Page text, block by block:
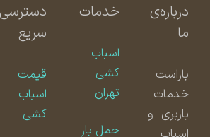
درباره‌ی
باراست
خدمات
باربری و
خدمات
اسباب
کشی
تهران
حمل بار
دسترسی
سریع
قیمت
اسباب
کشی